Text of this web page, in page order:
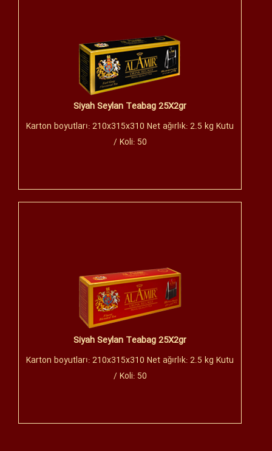
Siyah Seylan Teabag 25X2gr
Karton boyutları: 210x315x310 Net ağırlık: 2.5 kg Kutu
/ Koli: 50
Siyah Seylan Teabag 25X2gr
Karton boyutları: 210x315x310 Net ağırlık: 2.5 kg Kutu
/ Koli: 50